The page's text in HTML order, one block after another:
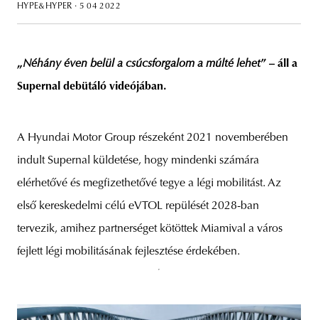
budapest
HYPE&HYPER · 5 04 2022
„Néhány éven belül a csúcsforgalom a múlté lehet” – áll a
Supernal debütáló videójában.
A Hyundai Motor Group részeként 2021 novemberében
indult Supernal küldetése, hogy mindenki számára
elérhetővé és megfizethetővé tegye a légi mobilitást. Az
első kereskedelmi célú eVTOL repülését 2028-ban
tervezik, amihez partnerséget kötöttek Miamival a város
fejlett légi mobilitásának fejlesztése érdekében.